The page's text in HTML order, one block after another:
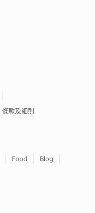
條款及細則
Food
Blog